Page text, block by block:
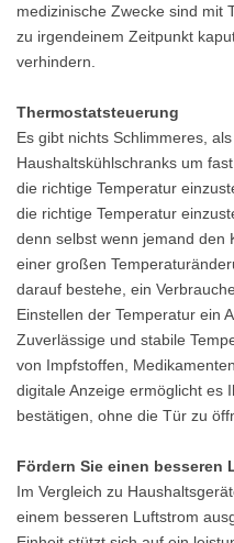
medizinische Zwecke sind mit
zu irgendeinem Zeitpunkt
verhindern.
Thermostatsteuerung
Es gibt nichts Schlimmeres,
Haushaltskühlschranks um
die richtige Temperatur
die richtige Temperatur
denn selbst wenn jemand den
einer großen
darauf bestehe, ein
Einstellen der Temperatur ein
Zuverlässige und stabile
von Impfstoffen,
digitale Anzeige ermöglicht es
bestätigen, ohne die Tür zu
Fördern Sie einen besseren
Im Vergleich zu
einem besseren Luftstrom